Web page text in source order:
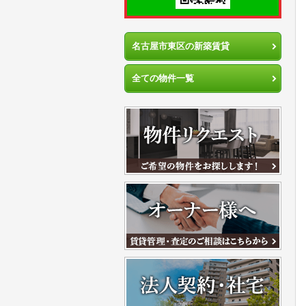
名古屋市東区の新築賃貸
全ての物件一覧